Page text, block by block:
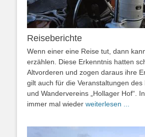
Reiseberichte
Wenn einer eine Reise tut, dann
erzählen. Diese Erkenntnis hatten
Altvorderen und zogen daraus ihre
gilt auch für die Veranstaltungen des
und Wandervereins „Hollager Hof“.
immer mal wieder weiterlesen ...